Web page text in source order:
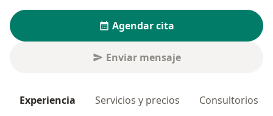
Agendar cita
Enviar mensaje
Experiencia Servicios y precios Consultorios